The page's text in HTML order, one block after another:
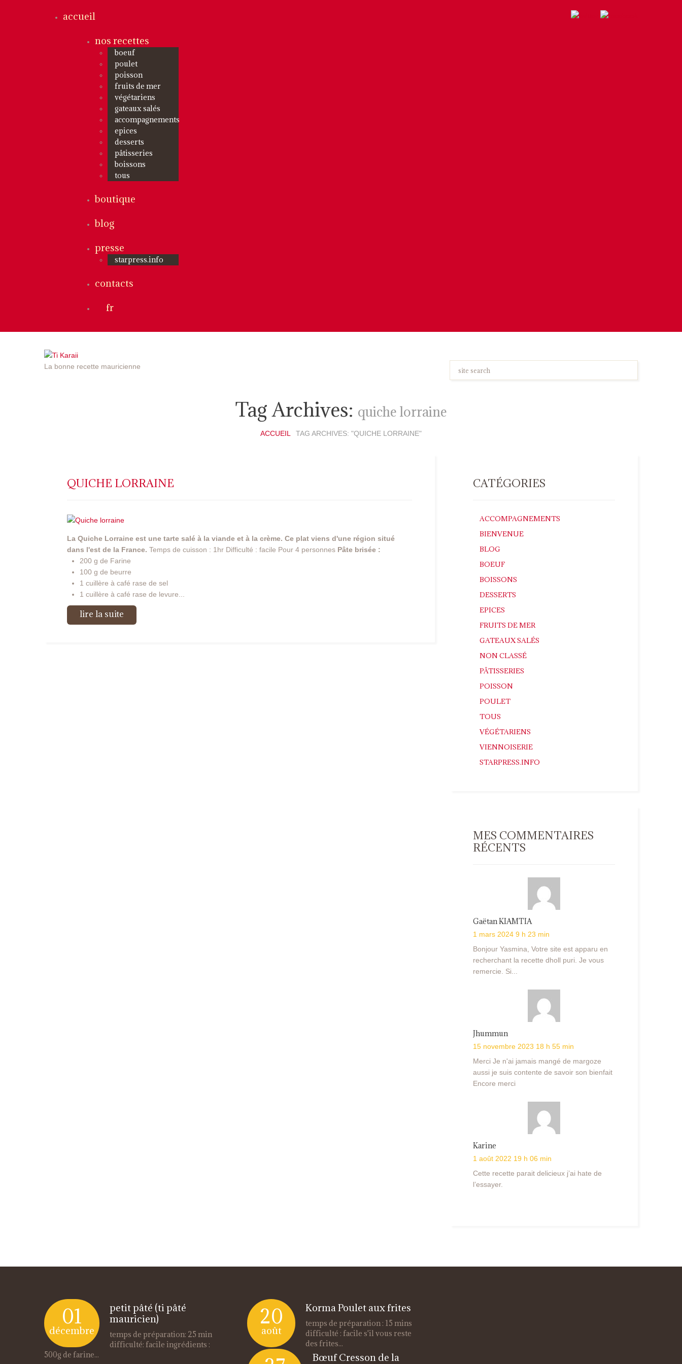
accueil
nos recettes
boeuf
poulet
poisson
fruits de mer
végétariens
gateaux salés
accompagnements
epices
desserts
pâtisseries
boissons
tous
boutique
blog
presse
starpress.info
contacts
fr
La bonne recette mauricienne
Tag Archives: quiche lorraine
ACCUEIL TAG ARCHIVES: "QUICHE LORRAINE"
QUICHE LORRAINE
La Quiche Lorraine est une tarte salé à la viande et à la crème. Ce plat viens d'une région situé
dans l'est de la France. Temps de cuisson : 1hr Difficulté : facile Pour 4 personnes Pâte brisée :
200 g de Farine
100 g de beurre
1 cuillère à café rase de sel
1 cuillère à café rase de levure...
lire la suite
CATÉGORIES
ACCOMPAGNEMENTS
BIENVENUE
BLOG
BOEUF
BOISSONS
DESSERTS
EPICES
FRUITS DE MER
GATEAUX SALÉS
NON CLASSÉ
PÂTISSERIES
POISSON
POULET
TOUS
VÉGÉTARIENS
VIENNOISERIE
STARPRESS.INFO
MES COMMENTAIRES
RÉCENTS
Gaëtan KIAMTIA
1 mars 2024 9 h 23 min
Bonjour Yasmina, Votre site est apparu en
recherchant la recette dholl puri. Je vous
remercie. Si...
Jhummun
15 novembre 2023 18 h 55 min
Merci Je n'ai jamais mangé de margoze
aussi je suis contente de savoir son bienfait
Encore merci
Karine
1 août 2022 19 h 06 min
Cette recette parait delicieux j’ai hate de
l’essayer.
01
décembre
petit pâté (ti pâté
mauricien)
temps de préparation: 25 min
difficulté: facile ingrédients :
500g de farine...
20
août
Korma Poulet aux frites
temps de préparation : 15 mins
difficulté : facile s'il vous reste
des frites...
Bœuf Cresson de la